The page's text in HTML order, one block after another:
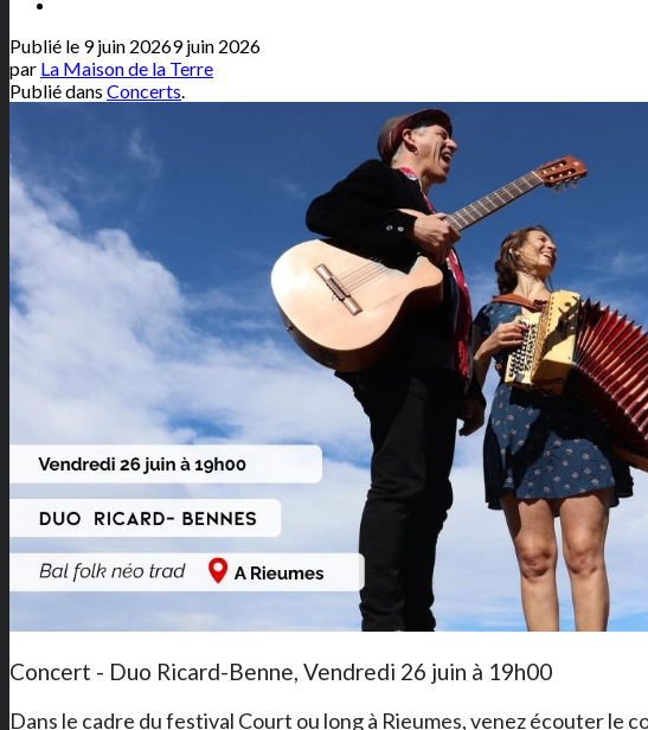
Publié le 9 juin 20269 juin 2026
par La Maison de la Terre
Publié dans Concerts.
Concert - Duo Ricard-Benne, Vendredi 26 juin à 19h00
Dans le cadre du festival Court ou long à Rieumes, venez écouter le